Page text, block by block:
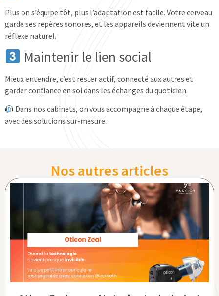
Plus on s’équipe tôt, plus l’adaptation est facile. Votre cerveau
garde ses repères sonores, et les appareils deviennent vite un
réflexe naturel.
Maintenir le lien social
Mieux entendre, c’est rester actif, connecté aux autres et
garder confiance en soi dans les échanges du quotidien.
Dans nos cabinets, on vous accompagne à chaque étape,
avec des solutions sur-mesure.
Nos autres articles